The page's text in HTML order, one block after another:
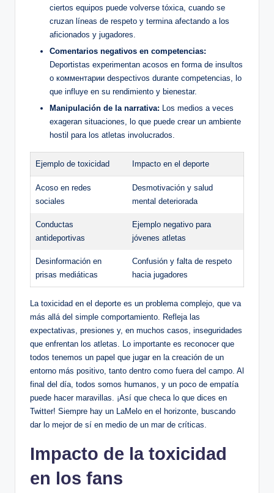
‌ciertos equipos puede⁢ volverse tóxica, ​cuando se
‍cruzan líneas de respeto y termina afectando⁤ a los
⁤aficionados y‍ jugadores.
Comentarios⁣ negativos en competencias:
Deportistas experimentan acosos en ⁢forma de insultos
⁣o комментарии ⁢despectivos durante competencias, lo
que​ influye en ⁢su rendimiento⁢ y bienestar.
Manipulación de la narrativa: Los medios a veces
exageran situaciones, lo que puede crear‍ un ambiente
⁣hostil para los⁢ atletas involucrados.
Ejemplo de toxicidad Impacto en el deporte
Acoso en ⁣redes
sociales
Desmotivación⁤ y ⁢salud
mental deteriorada
Conductas
⁤antideportivas
Ejemplo negativo para‍
jóvenes atletas
Desinformación‍ en
prisas mediáticas
Confusión y⁢ falta de respeto‍
hacia‌ jugadores
La toxicidad en el deporte es un problema⁣ complejo, que va
más allá del ⁢simple ⁤comportamiento. Refleja las
⁤expectativas, presiones y, en muchos casos,‌ inseguridades
que enfrentan los​ atletas. Lo importante es reconocer que
todos tenemos un papel que jugar ⁢en la creación de un
entorno más positivo, tanto dentro como fuera del campo.‌ Al⁤
final⁤ del‌ día, todos somos humanos, y un​ poco ‍de empatía
puede⁣ hacer​ maravillas. ¡Así que checa lo que dices en
Twitter! Siempre hay un⁤ LaMelo​ en el‍ horizonte,‌ buscando
dar lo‌ mejor de sí ⁢en medio de un⁣ mar de críticas.
Impacto de la toxicidad
en los fans